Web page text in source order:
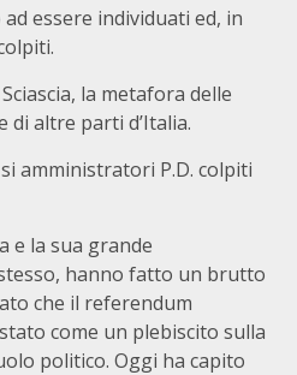
essere individuati ed, in
la metafora delle
altre parti d’Italia.
amministratori P.D. colpiti
e la sua grande
hanno fatto un brutto
che il referendum
come un plebiscito sulla
politico. Oggi ha capito